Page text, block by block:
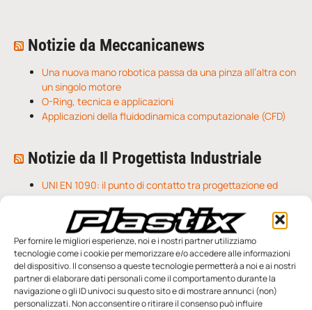
Per fornire le migliori esperienze, noi e i nostri partner utilizziamo
tecnologie come i cookie per memorizzare e/o accedere alle informazioni
del dispositivo. Il consenso a queste tecnologie permetterà a noi e ai nostri
partner di elaborare dati personali come il comportamento durante la
navigazione o gli ID univoci su questo sito e di mostrare annunci (non)
personalizzati. Non acconsentire o ritirare il consenso può influire
Notizie da Meccanicanews
Una nuova mano robotica passa da una pinza all’altra con
un singolo motore
O-Ring, tecnica e applicazioni
Applicazioni della fluidodinamica computazionale (CFD)
Notizie da Il Progettista Industriale
UNI EN 1090: il punto di contatto tra progettazione ed
esecuzione
Techne Srl | Maschere di fissaggio: il brevetto che
rivoluziona il mondo della metrologia
Prima guida a rulli senza lubrificazione: drylin C per
regolazioni fluide